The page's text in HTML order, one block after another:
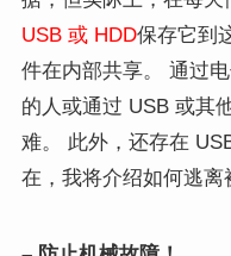
USB 或 HDD保存它到
件在内部共享。 通过
的人或通过 USB 或其
难。 此外，还存在
在，我将介绍如何逃离